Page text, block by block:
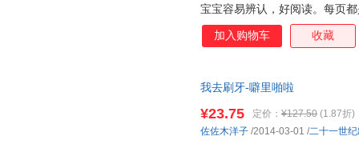
宝宝容易辨认，好阅读。每页
张诱人，而且采用了一些局部
面，让人看到图画内部的东西
小插页，图案可以根据翻和不
次重复着生活场景，加强宝宝
能力 2. 建立宝宝良好的行为习
加入购物车 收藏
我去刷牙-噼里啪啦
¥23.75 定价： ¥127.50 (1.87折)
佐佐木洋子 /2014-03-01 /二十一世